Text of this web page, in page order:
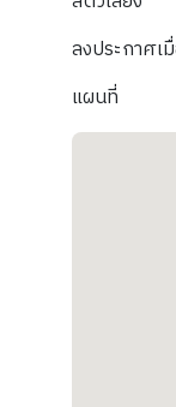
ลงประกาศเ
แผนที่